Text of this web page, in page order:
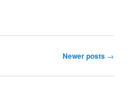
Newer posts →